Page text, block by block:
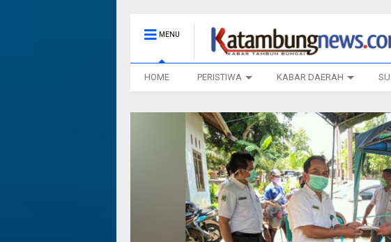
MENU
HOME PERISTIWA KABAR DAERAH